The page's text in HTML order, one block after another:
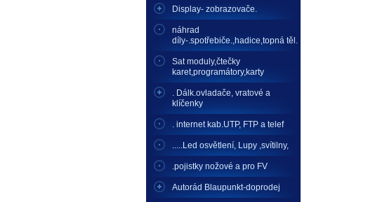
Display- zobrazovače.
náhrad
díly-.spotřebiče.,hadice,topná těl.
Sat moduly,čtečky
karet,programátory,karty
. Dálk.ovladače, vratové a
klíčenky
. internet kab.UTP, FTP a telef
.....Led osvětlení, Lupy ,svítilny,
.pojistky nožové a pro FV
Autorád Blaupunkt-doprodej